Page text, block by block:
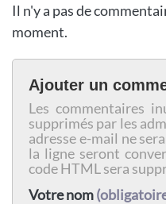
Il n'y a pas de
moment.
Ajouter un
Les commentaires
supprimés par les
adresse e-mail ne
la ligne seront
code HTML sera
Votre nom